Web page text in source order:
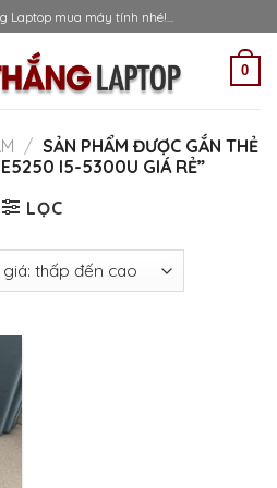
mua máy tính nhé!...
0
/ SẢN PHẨM ĐƯỢC GẮN THẺ
E5250 I5-5300U GIÁ RẺ”
LỌC